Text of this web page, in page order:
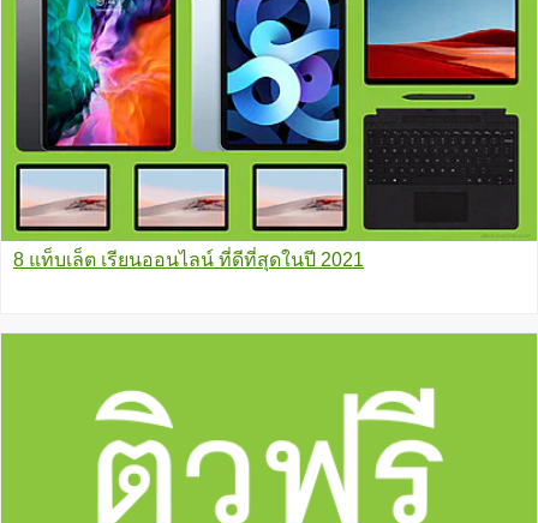
8 แท็บเล็ต เรียนออนไลน์ ที่ดีที่สุดในปี 2021